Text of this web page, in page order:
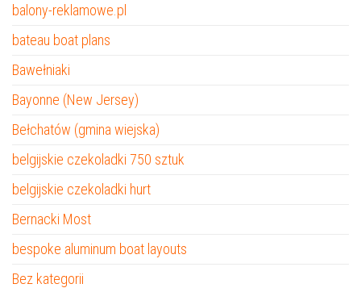
balony-reklamowe.pl
bateau boat plans
Bawełniaki
Bayonne (New Jersey)
Bełchatów (gmina wiejska)
belgijskie czekoladki 750 sztuk
belgijskie czekoladki hurt
Bernacki Most
bespoke aluminum boat layouts
Bez kategorii